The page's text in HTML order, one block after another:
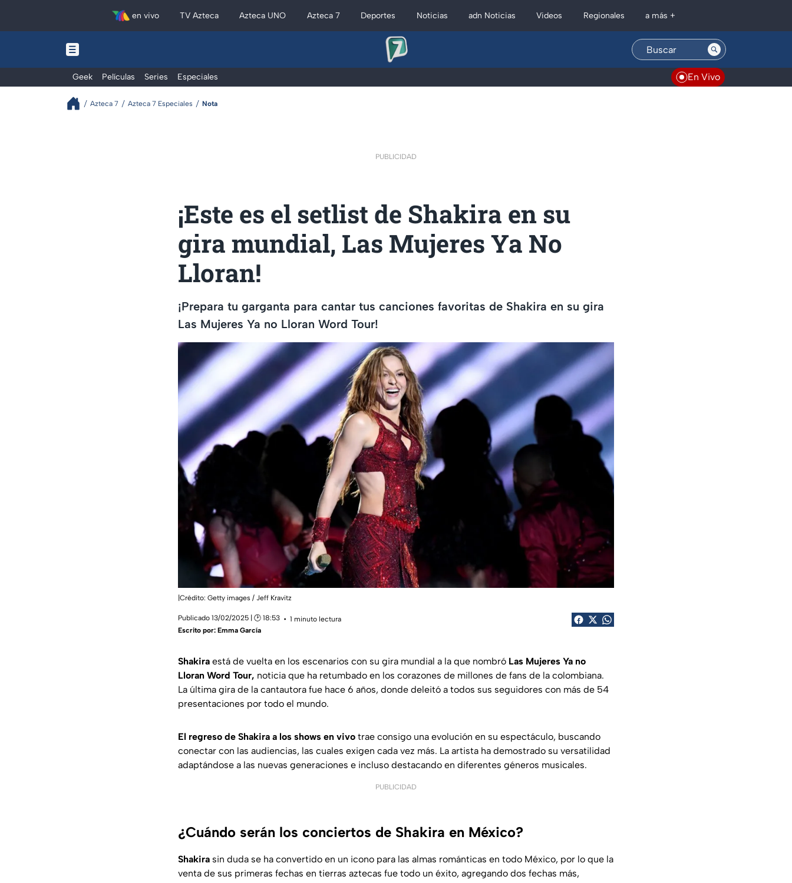
en vivo TV Azteca Azteca UNO Azteca 7 Deportes Noticias adn Noticias Videos Regionales a más +
Geek Películas Series Especiales En Vivo
Azteca 7 Azteca 7 Especiales Nota
PUBLICIDAD
¡Este es el setlist de Shakira en su
gira mundial, Las Mujeres Ya No
Lloran!
¡Prepara tu garganta para cantar tus canciones favoritas de Shakira en su gira
Las Mujeres Ya no Lloran Word Tour!
|Crédito: Getty images / Jeff Kravitz
Publicado 13/02/2025 | 🕑 18:53
1 minuto lectura
Escrito por: Emma García
Shakira está de vuelta en los escenarios con su gira mundial a la que nombró Las Mujeres Ya no
Lloran Word Tour, noticia que ha retumbado en los corazones de millones de fans de la colombiana.
La última gira de la cantautora fue hace 6 años, donde deleitó a todos sus seguidores con más de 54
presentaciones por todo el mundo.
El regreso de Shakira a los shows en vivo trae consigo una evolución en su espectáculo, buscando
conectar con las audiencias, las cuales exigen cada vez más. La artista ha demostrado su versatilidad
adaptándose a las nuevas generaciones e incluso destacando en diferentes géneros musicales.
PUBLICIDAD
¿Cuándo serán los conciertos de Shakira en México?
Shakira sin duda se ha convertido en un icono para las almas románticas en todo México, por lo que la
venta de sus primeras fechas en tierras aztecas fue todo un éxito, agregando dos fechas más,